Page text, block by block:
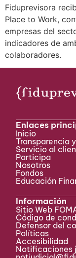
Fiduprevisora
Place to Work,
empresas del
indicadores de
colaboradores.
Enlaces
Inicio
Transparencia
Servicio al
Participa ​
Nosotros
Fondos
Educación
Información
Sitio Web
Código de
Defensor del
Políticas
Accesibilidad
Notificaciones